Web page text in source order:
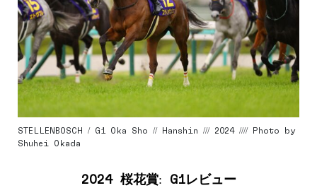
STELLENBOSCH / G1 Oka Sho // Hanshin /// 2024 //// Photo by
Shuhei Okada
2024 桜花賞: G1レビュー